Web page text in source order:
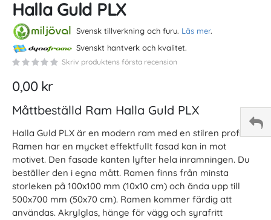
to
the
beginning
of
the
images
gallery
Halla Guld PLX
Svensk tillverkning och furu. Läs mer.
Svenskt hantverk och kvalitet.
Skriv produktens första recension
0,00 kr
Måttbeställd Ram Halla Guld PLX
Halla Guld PLX är en modern ram med en stilren profil.
Ramen har en mycket effektfullt fasad kan in mot
motivet. Den fasade kanten lyfter hela inramningen. Du
beställer den i egna mått. Ramen finns från minsta
storleken på 100x100 mm (10x10 cm) och ända upp till
500x700 mm (50x70 cm). Ramen kommer färdig att
användas. Akrylglas, hänge för vägg och syrafritt